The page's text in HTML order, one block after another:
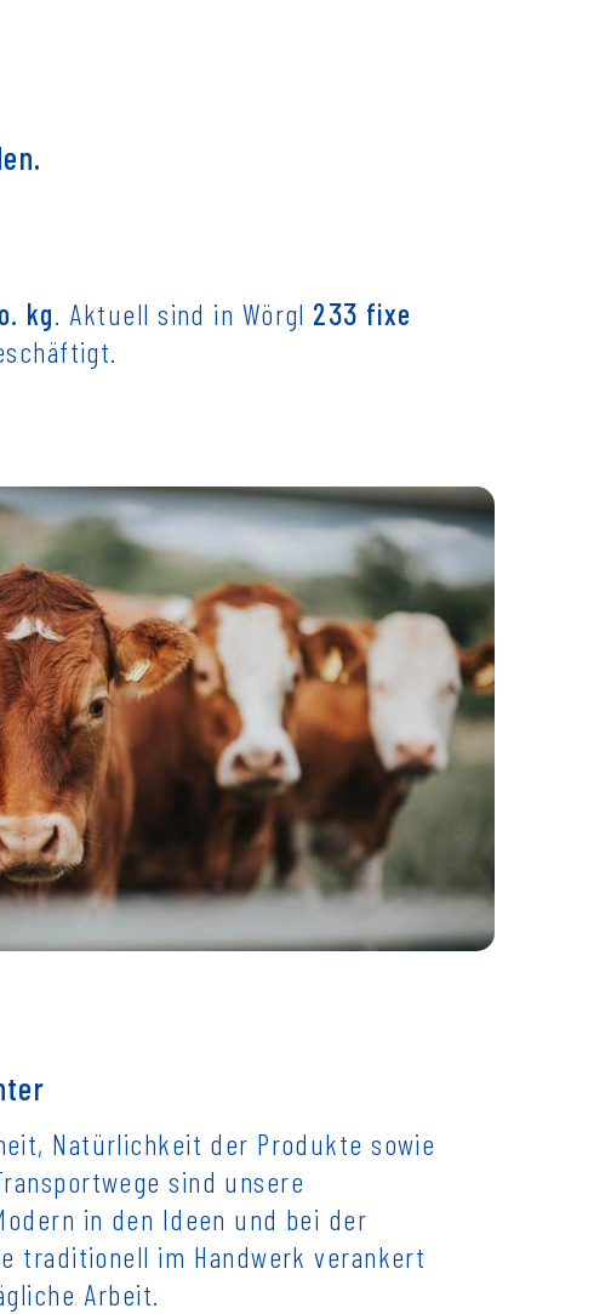
kg. Aktuell sind in Wörgl 233 fixe
Natürlichkeit der Produkte sowie
sind unsere
in den Ideen und bei der
traditionell im Handwerk verankert
Arbeit.